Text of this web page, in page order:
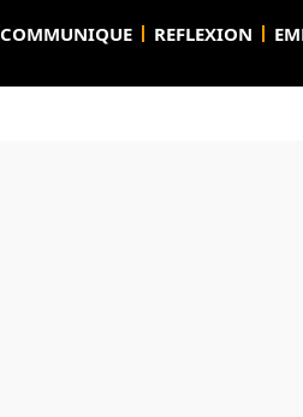
COMMUNIQUE REFLEXION